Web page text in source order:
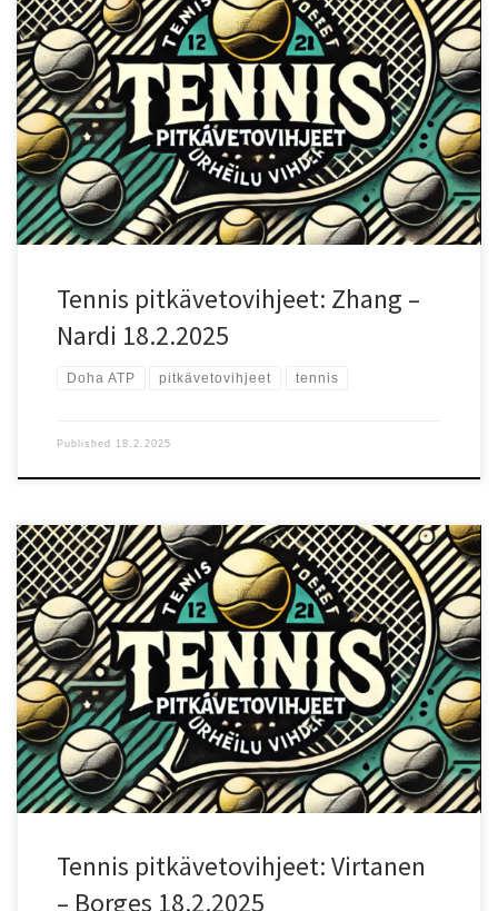
kierroksella kohtaavat Zhizhen Zhang (ranking 49) ja Luca Nardi
(ranking 85). Nardi johtaa keskinäisiä kohtaamisia 1–0, mutta Zhang
on korkeammalle sijoitettu ja lähtökohtaisesti vahvemmassa
asemassa. Nopea kovakenttä sopii molemmille, mutta Zhangin
voimakas syöttö antaa hänelle pienen edun. Testaa uusi
vedonlyöntisivu!: Testaa uutta Betizyä reiluilla eduilla! Pelaajien
vire ja tilastot Zhang on hyökkäävä pelaaja, jolla on hyvä syöttö ja
kovat peruslyönnit. Hän viihtyy nopeilla alustoilla ja pystyy
dominoimaan peliä syöttönsä turvin. Hänen haasteensa on ollut
tasaisuuden puute, ja hän voi sortua virheisiin pitkillä palloralleilla.
Nardi on monipuolinen ja taktisesti fiksu pelaaja, joka osaa
Tennis pitkävetovihjeet: Zhang –
Nardi 18.2.2025
Doha ATP pitkävetovihjeet tennis
Published 18.2.2025
Ottelun lähtökohdat Doha ATP -turnauksen ensimmäisellä
kierroksella kohtaavat Otto Virtanen (ranking 92) ja Nuno Borges
(ranking 39). Virtanen johtaa keskinäisiä kohtaamisia 2–0, mikä
antaa hänelle itseluottamusta otteluun lähdettäessä. Nopea
kovakenttä sopii hyvin molemmille pelaajille, mutta Virtanen on
aiemmissa kohtaamisissa pystynyt hyödyntämään vahvaa syöttöään
ja aggressiivista peliään Borgesia vastaan. Testaa uusi
vedonlyöntisivu!: Testaa uutta Betizyä reiluilla eduilla! Pelaajien
vire ja tilastot Virtanen on voimakaslyöntinen ja suoraviivainen
pelaaja, jonka peli perustuu vahvaan syöttöön ja tehokkaisiin
peruslyönteihin. Hän viihtyy nopeilla alustoilla ja on
parhaimmillaan, kun pääsee lyömään ensimmäisenä painostavia
Tennis pitkävetovihjeet: Virtanen
– Borges 18.2.2025